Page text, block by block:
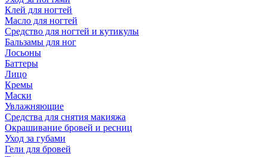
Клей для ногтей
Масло для ногтей
Средство для ногтей и кутикулы
Бальзамы для ног
Лосьоны
Баттеры
Лицо
Кремы
Маски
Увлажняющие
Средства для снятия макияжа
Окрашивание бровей и ресниц
Уход за губами
Гели для бровей